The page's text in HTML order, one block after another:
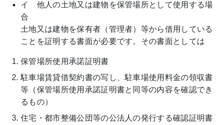
イ 他人の土地又は建物を保管場所として使用する場
合
土地又は建物を保有者（管理者）等から借用している
ことを証明する書面が必要です。その書面としては
保管場所使用承諾証明書
駐車場賃貸借契約書の写し、駐車場使用料金の領収書
等（保管場所使用承諾証明書と同等の内容を確認でき
るもの）
住宅・都市整備公団等の公法人の発行する確認証明書